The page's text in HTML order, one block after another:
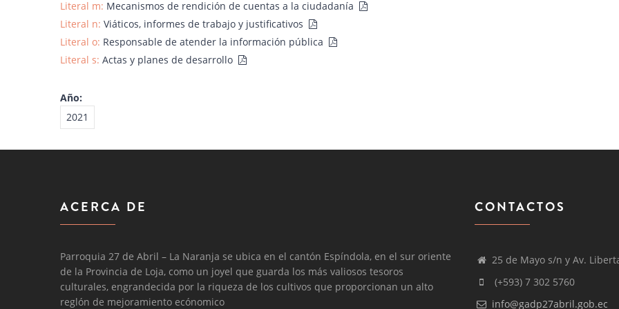
Literal m: Mecanismos de rendición de cuentas a la ciudadanía
Literal n: Viáticos, informes de trabajo y justificativos
Literal o: Responsable de atender la información pública
Literal s: Actas y planes de desarrollo
Año:
2021
ACERCA DE
Parroquia 27 de Abril – La Naranja se ubica en el cantón Espíndola, en el sur oriente
de la Provincia de Loja, como un joyel que guarda los más valiosos tesoros
culturales, engrandecida por la riqueza de los cultivos que proporcionan un alto
reglón de mejoramiento ecónomico
CONTACTOS
25 de Mayo s/n y Av.
(+593) 7 302 5760
info@gadp27abril.gob.ec